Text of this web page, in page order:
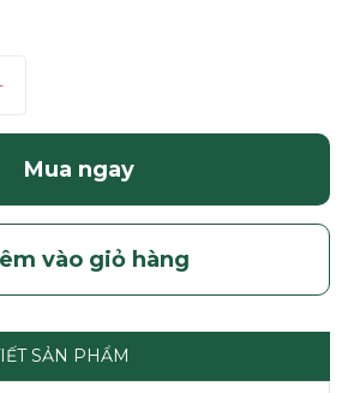
Mua ngay
vào giỏ hàng
SẢN PHẨM